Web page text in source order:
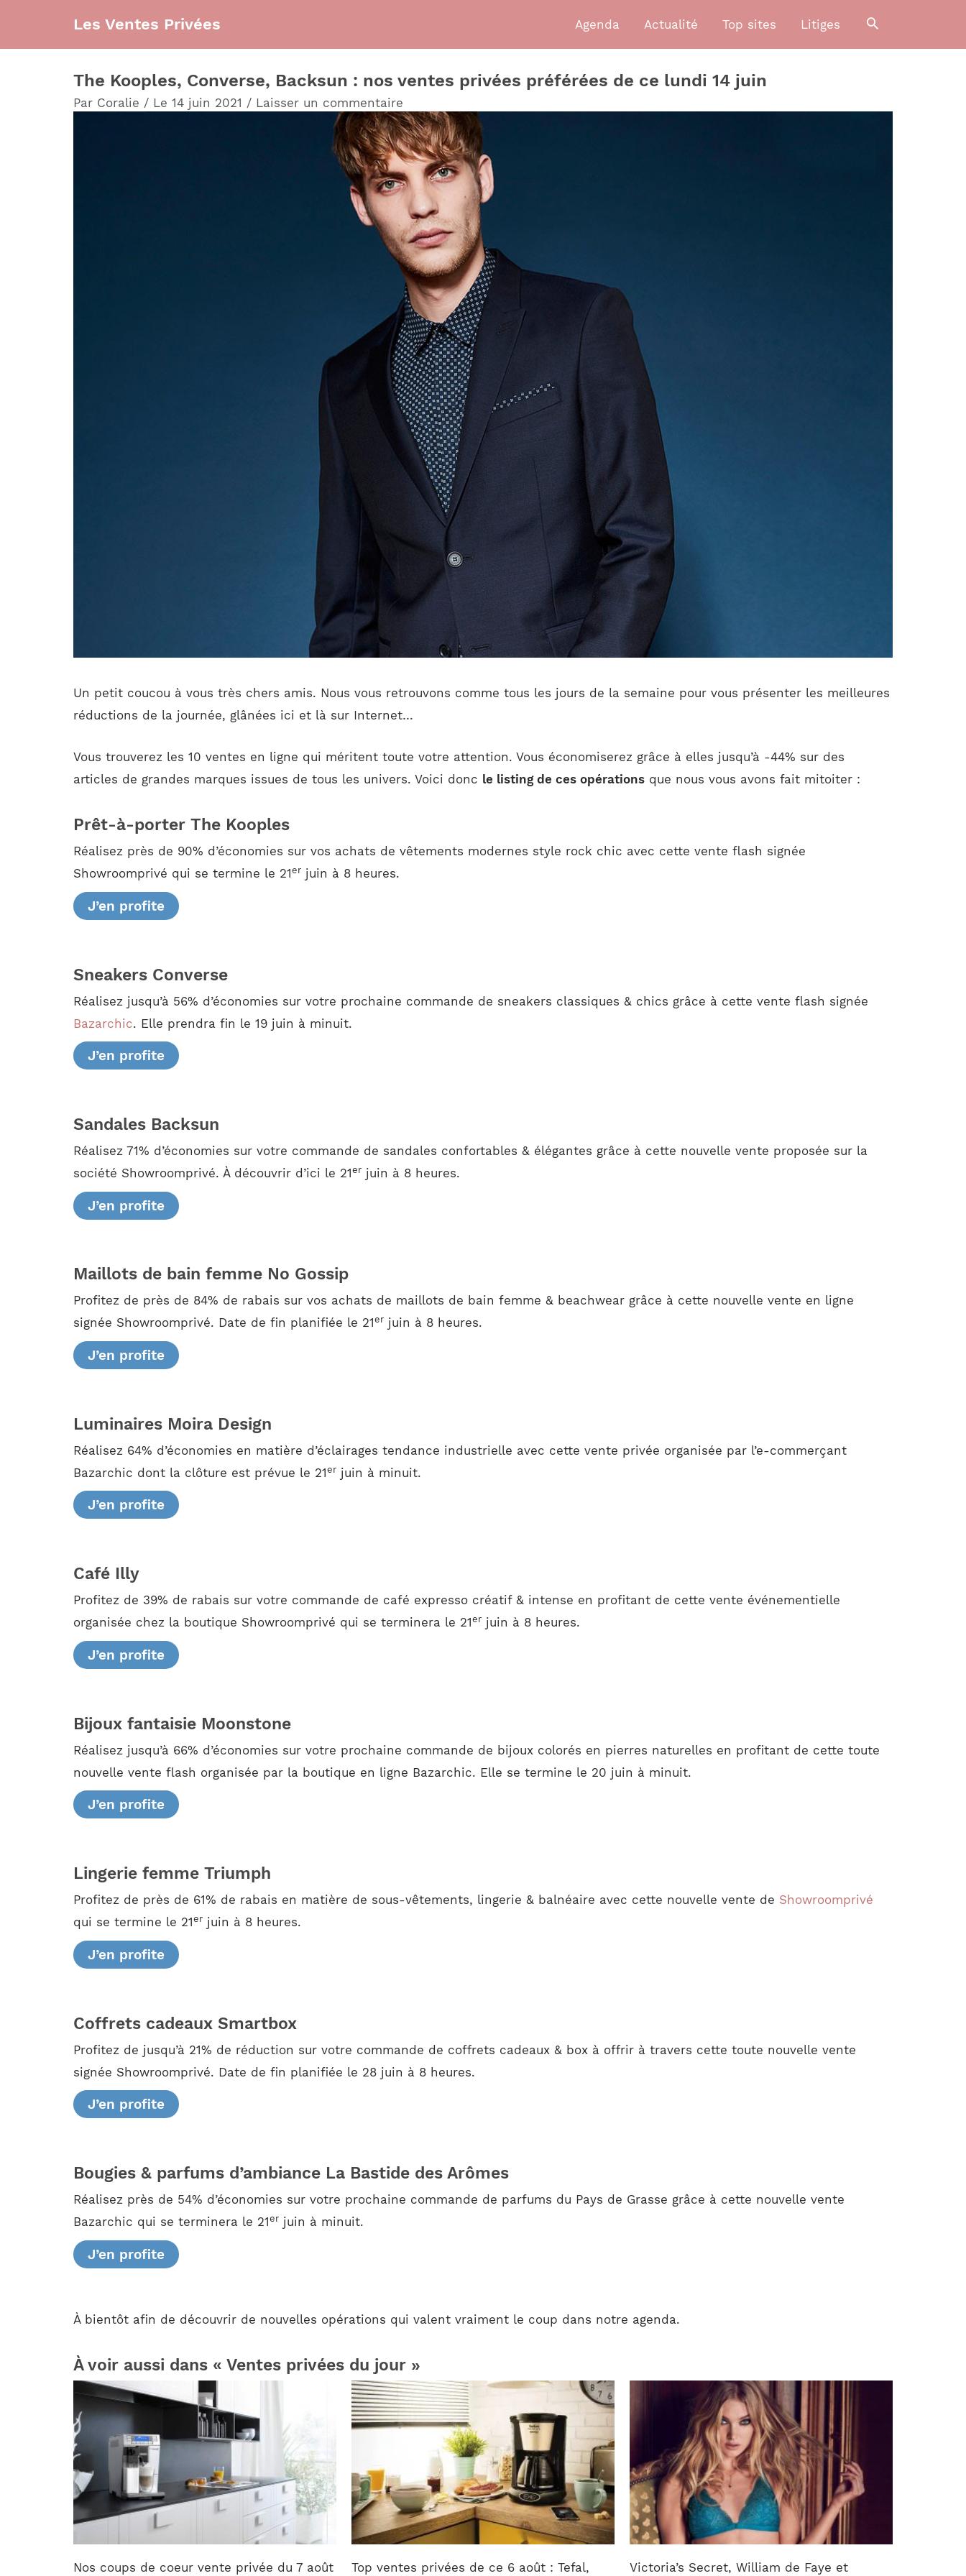
Les Ventes Privées Agenda Actualité Top sites Litiges
The Kooples, Converse, Backsun : nos ventes privées préférées de ce lundi 14 juin
Par Coralie / Le 14 juin 2021 / Laisser un commentaire
Un petit coucou à vous très chers amis. Nous vous retrouvons comme tous les jours de la semaine pour vous présenter les meilleures
réductions de la journée, glânées ici et là sur Internet…
Vous trouverez les 10 ventes en ligne qui méritent toute votre attention. Vous économiserez grâce à elles jusqu’à -44% sur des
articles de grandes marques issues de tous les univers. Voici donc le listing de ces opérations que nous vous avons fait mitoiter :
Prêt-à-porter The Kooples
Réalisez près de 90% d’économies sur vos achats de vêtements modernes style rock chic avec cette vente flash signée
Showroomprivé qui se termine le 21er juin à 8 heures.
J’en profite
Sneakers Converse
Réalisez jusqu’à 56% d’économies sur votre prochaine commande de sneakers classiques & chics grâce à cette vente flash signée
Bazarchic. Elle prendra fin le 19 juin à minuit.
J’en profite
Sandales Backsun
Réalisez 71% d’économies sur votre commande de sandales confortables & élégantes grâce à cette nouvelle vente proposée sur la
société Showroomprivé. À découvrir d’ici le 21er juin à 8 heures.
J’en profite
Maillots de bain femme No Gossip
Profitez de près de 84% de rabais sur vos achats de maillots de bain femme & beachwear grâce à cette nouvelle vente en ligne
signée Showroomprivé. Date de fin planifiée le 21er juin à 8 heures.
J’en profite
Luminaires Moira Design
Réalisez 64% d’économies en matière d’éclairages tendance industrielle avec cette vente privée organisée par l’e-commerçant
Bazarchic dont la clôture est prévue le 21er juin à minuit.
J’en profite
Café Illy
Profitez de 39% de rabais sur votre commande de café expresso créatif & intense en profitant de cette vente événementielle
organisée chez la boutique Showroomprivé qui se terminera le 21er juin à 8 heures.
J’en profite
Bijoux fantaisie Moonstone
Réalisez jusqu’à 66% d’économies sur votre prochaine commande de bijoux colorés en pierres naturelles en profitant de cette toute
nouvelle vente flash organisée par la boutique en ligne Bazarchic. Elle se termine le 20 juin à minuit.
J’en profite
Lingerie femme Triumph
Profitez de près de 61% de rabais en matière de sous-vêtements, lingerie & balnéaire avec cette nouvelle vente de Showroomprivé
qui se termine le 21er juin à 8 heures.
J’en profite
Coffrets cadeaux Smartbox
Profitez de jusqu’à 21% de réduction sur votre commande de coffrets cadeaux & box à offrir à travers cette toute nouvelle vente
signée Showroomprivé. Date de fin planifiée le 28 juin à 8 heures.
J’en profite
Bougies & parfums d’ambiance La Bastide des Arômes
Réalisez près de 54% d’économies sur votre prochaine commande de parfums du Pays de Grasse grâce à cette nouvelle vente
Bazarchic qui se terminera le 21er juin à minuit.
J’en profite
À bientôt afin de découvrir de nouvelles opérations qui valent vraiment le coup dans notre agenda.
À voir aussi dans « Ventes privées du jour »
Nos coups de coeur vente privée du 7 août Top ventes privées de ce 6 août : Tefal, Victoria’s Secret, William de Faye et